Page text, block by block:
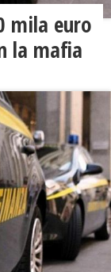
mila euro
la mafia